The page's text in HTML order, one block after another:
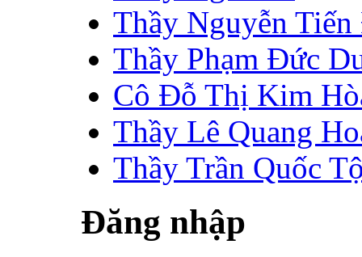
Thầy Nguyễn
Thầy Phạm Đức
Cô Đỗ Thị Kim
Thầy Lê Quang
Thầy Trần Quốc
Đăng nhập